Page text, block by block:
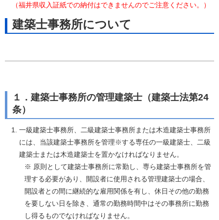
（福井県収入証紙での納付はできませんのでご注意ください。）
建築士事務所について
１．建築士事務所の管理建築士（建築士法第24
条）
一級建築士事務所、二級建築士事務所または木造建築士事務所
には、当該建築士事務所を管理※する専任の一級建築士、二級
建築士または木造建築士を置かなければなりません。
※ 原則として建築士事務所に常勤し、専ら建築士事務所を管
理する必要があり、開設者に使用される管理建築士の場合、
開設者との間に継続的な雇用関係を有し、休日その他の勤務
を要しない日を除き、通常の勤務時間中はその事務所に勤務
し得るものでなければなりません。